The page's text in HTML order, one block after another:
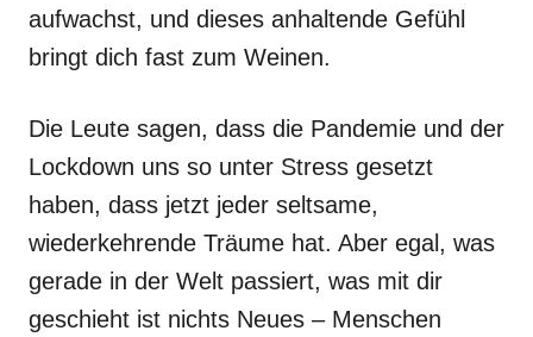
aufwachst, und dieses anhaltende Gefühl
bringt dich fast zum Weinen.
Die Leute sagen, dass die Pandemie und der
Lockdown uns so unter Stress gesetzt
haben, dass jetzt jeder seltsame,
wiederkehrende Träume hat. Aber egal, was
gerade in der Welt passiert, was mit dir
geschieht ist nichts Neues – Menschen